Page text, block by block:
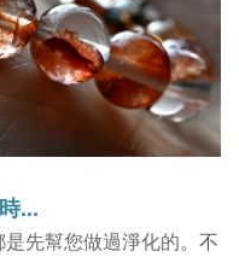
...
先幫您做過淨化的。不